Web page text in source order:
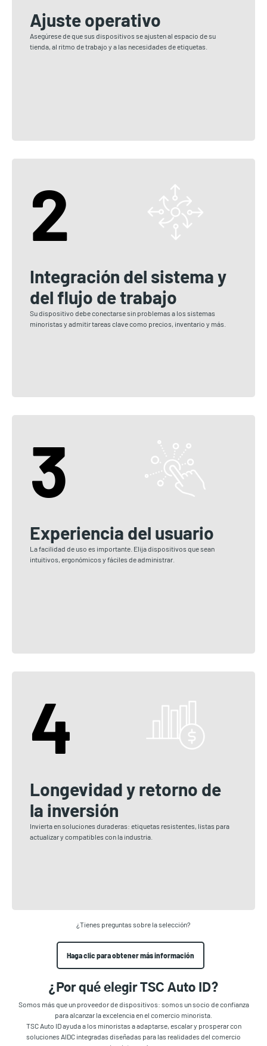
Ajuste operativo
Asegúrese de que sus dispositivos se ajusten al espacio de su
tienda, al ritmo de trabajo y a las necesidades de etiquetas.
2
Integración del sistema y
del flujo de trabajo
Su dispositivo debe conectarse sin problemas a los sistemas
minoristas y admitir tareas clave como precios, inventario y más.
3
Experiencia del usuario
La facilidad de uso es importante. Elija dispositivos que sean
intuitivos, ergonómicos y fáciles de administrar.
4
Longevidad y retorno de
la inversión
Invierta en soluciones duraderas: etiquetas resistentes, listas para
actualizar y compatibles con la industria.
¿Tienes preguntas sobre la selección?
Haga clic para obtener más información
¿Por qué elegir TSC Auto ID?
Somos más que un proveedor de dispositivos: somos un socio de confianza
para alcanzar la excelencia en el comercio minorista.
TSC Auto ID ayuda a los minoristas a adaptarse, escalar y prosperar con
soluciones AIDC integradas diseñadas para las realidades del comercio